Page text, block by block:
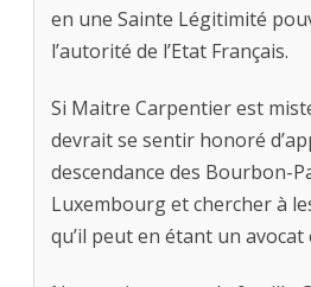
en une Sainte Légitimité
l’autorité de l’Etat Français.
Si Maitre Carpentier est
devrait se sentir honoré
descendance des Bourbon-
Luxembourg et chercher à
qu’il peut en étant un avocat